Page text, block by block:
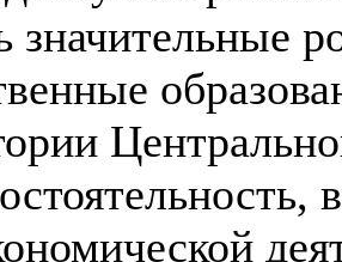
значительные